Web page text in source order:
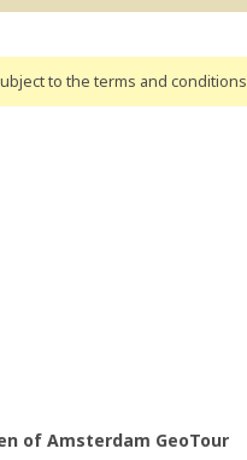
to the terms and conditions
of Amsterdam GeoTour